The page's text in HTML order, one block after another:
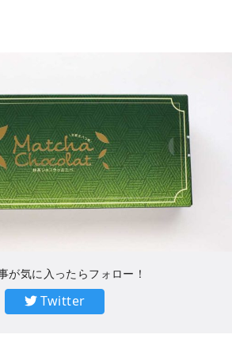
が気に入ったらフォロー！
Twitter